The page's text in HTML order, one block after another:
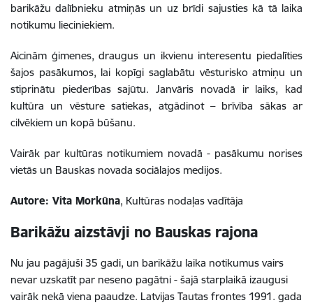
barikāžu dalībnieku atmiņās un uz brīdi sajusties kā tā laika
notikumu lieciniekiem.
Aicinām ģimenes, draugus un ikvienu interesentu piedalīties
šajos pasākumos, lai kopīgi saglabātu vēsturisko atmiņu un
stiprinātu piederības sajūtu. Janvāris novadā ir laiks, kad
kultūra un vēsture satiekas, atgādinot – brīvība sākas ar
cilvēkiem un kopā būšanu.
Vairāk par kultūras notikumiem novadā - pasākumu norises
vietās un Bauskas novada sociālajos medijos.
Autore: Vita Morkūna, Kultūras nodaļas vadītāja
Barikāžu aizstāvji no Bauskas rajona
Nu jau pagājuši 35 gadi, un barikāžu laika notikumus vairs
nevar uzskatīt par neseno pagātni - šajā starplaikā izaugusi
vairāk nekā viena paaudze. Latvijas Tautas frontes 1991. gada